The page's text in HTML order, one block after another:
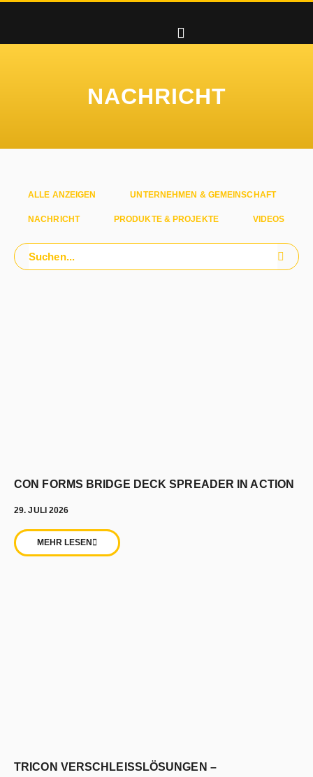
NACHRICHT
ALLE ANZEIGEN UNTERNEHMEN & GEMEINSCHAFT
NACHRICHT PRODUKTE & PROJEKTE VIDEOS
CON FORMS BRIDGE DECK SPREADER IN ACTION
29. JULI 2026
MEHR LESEN
TRICON VERSCHLEISSLÖSUNGEN –